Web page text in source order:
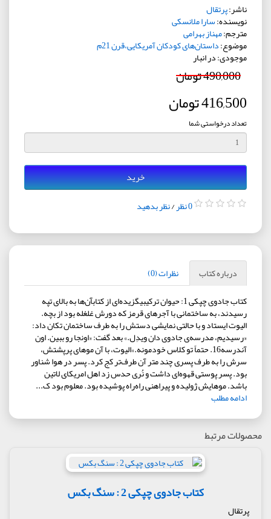
ناشر:پرتقال
نویسنده:سارا ملانسکی
مترجم:مهناز بهرامی
موضوع:داستان‌های کودکان آمریکایی،قرن 21م
موجودی: در انبار
490,000 تومان
416,500 تومان
تعداد درخواستی شما
خرید
0 نظر /نظر بدهید
درباره کتاب
نظرات (0)
کتاب جادوی چپکی 1: حیوان ترکیبیگزیده‌ای از کتابآن‌ها به بالای تپه
رسیدند، به ساختمانی با آجرهای قرمز که دورش غلغله بود از بچه‌.
الیوت ایستاد و با حالتی نمایشی دستش را به طرف ساختمان تکان داد:
«رسیدیم، مدرسه‌ی جادوی دان ‌ویدِل.» بعد گفت: «اونجا رو ببین. اون
آندرسه16. حتماً تو کلاس خودمونه.»الیوت، با آن موهای پرپشتش،
سرش را به طرف پسری چند متر آن طرف‌تر کج کرد. پسر در هوا شناور
بود. پسر پوستی قهوه‌ای داشت و نُری حدس زد اهل امریکای لاتین
باشد. موهایش ژولیده و پیراهنی راه‌راه پوشیده بود. معلوم بود ک...
ادامه مطلب
محصولات مرتبط
کتاب جادوی چپکی 2 : سنگ بکس
پرتقال